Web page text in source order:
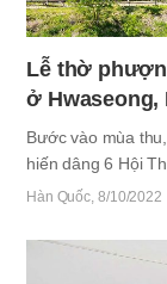
Lễ thờ
ở Hwaseong,
Bước vào mùa
hiến dâng 6 Hội
Lành dư dật, đã
hiến dâng lên Đức
Majang Icheon
Hàn Quốc 8/10/2022